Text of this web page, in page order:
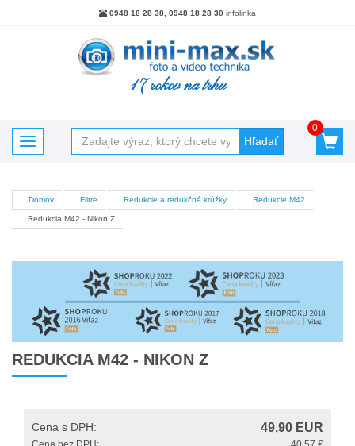
0948 18 28 38, 0948 18 28 30 infolinka
17 rokov na trhu
Toggle navigation Hľadať
0
Kategórie
Akciový tovar
Batérie, nabíjačky, powerbanky
Blesky - Príslušenstvo
Brašne Batohy Púzdra
DVD a literatúra
Domov Filtre Redukcie a redukčné krúžky Redukcie M42
Redukcia M42 - Nikon Z
REDUKCIA M42 - NIKON Z
Cena s DPH: 49,90 EUR